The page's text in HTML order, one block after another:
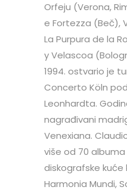
Orfeju (Verona,
e Fortezza (Beč),
La Purpura de la
y Velascoa
1994. ostvario je
Concerto Köln
Leonhardta.
nagrađivani
Venexiana.
više od 70
diskografske
Harmonia Mundi,